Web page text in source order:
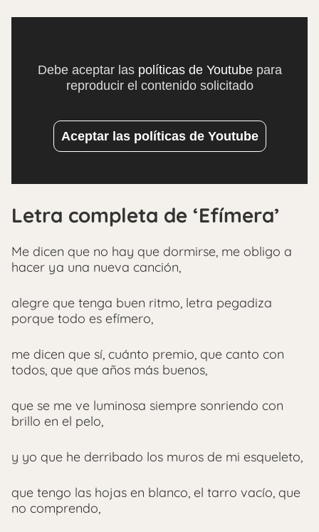
Debe aceptar las políticas de Youtubepara
reproducir el contenido solicitado
Aceptar las políticas de Youtube
Letra completa de ‘Efímera’
Me dicen que no hay que dormirse, me obligo a
hacer ya una nueva canción,
alegre que tenga buen ritmo, letra pegadiza
porque todo es efímero,
me dicen que sí, cuánto premio, que canto con
todos, que que años más buenos,
que se me ve luminosa siempre sonriendo con
brillo en el pelo,
y yo que he derribado los muros de mi esqueleto,
que tengo las hojas en blanco, el tarro vacío, que
no comprendo,